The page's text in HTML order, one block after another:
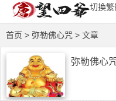
切換繁
首页 > 弥勒佛心咒 > 文章
弥勒佛心